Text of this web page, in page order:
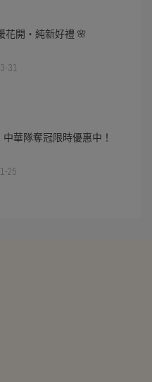
花開・純新好禮 🌸
31
中華隊奪冠限時優惠中！
25